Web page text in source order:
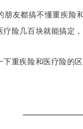
朋友都搞不懂重疾险
疗险几百块就能搞定
下重疾险和医疗险的